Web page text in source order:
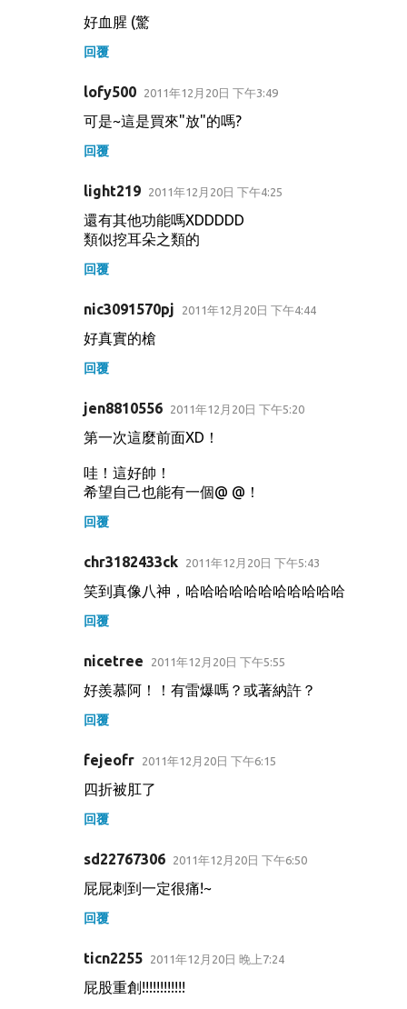
好血腥 (驚
回覆
lofy500 2011年12月20日 下午3:49
可是~這是買來"放"的嗎?
回覆
light219 2011年12月20日 下午4:25
還有其他功能嗎XDDDDD
類似挖耳朵之類的
回覆
nic3091570pj 2011年12月20日 下午4:44
好真實的槍
回覆
jen8810556 2011年12月20日 下午5:20
第一次這麼前面XD！
哇！這好帥！
希望自己也能有一個@ @！
回覆
chr3182433ck 2011年12月20日 下午5:43
笑到真像八神，哈哈哈哈哈哈哈哈哈哈哈
回覆
nicetree 2011年12月20日 下午5:55
好羨慕阿！！有雷爆嗎？或著納許？
回覆
fejeofr 2011年12月20日 下午6:15
四折被肛了
回覆
sd22767306 2011年12月20日 下午6:50
屁屁刺到一定很痛!~
回覆
ticn2255 2011年12月20日 晚上7:24
屁股重創!!!!!!!!!!!!